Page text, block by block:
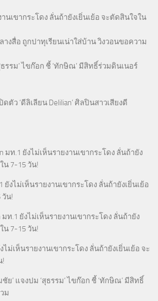
นเขากระโดง ลั่นถ้ายังเยิ่นเย้อ จะตัดสินใจใน
างสื่อ ถูกปาทุเรียนเน่าใส่บ้าน วิงวอนขอความ
ธรรม’ ไขก๊อก ชี้ ‘ทักษิณ’ มีสิทธิ์ร่วมดินเนอร์
ปิดตัว ‘ดีลิเลียน Delilian’ ศิลปินสาวเสียงดี
มท.1 ยังไม่เห็นรายงานเขากระโดง ลั่นถ้ายัง
น 7-15 วัน!
ยังไม่เห็นรายงานเขากระโดง ลั่นถ้ายังเยิ่นเย้อ
วัน!
มท.1 ยังไม่เห็นรายงานเขากระโดง ลั่นถ้ายัง
น 7-15 วัน!
ไม่เห็นรายงานเขากระโดง ลั่นถ้ายังเยิ่นเย้อ จะ
!
ชัย’ แจงปม ‘สุธรรม’ ไขก๊อก ชี้ ‘ทักษิณ’ มีสิทธิ์
ม